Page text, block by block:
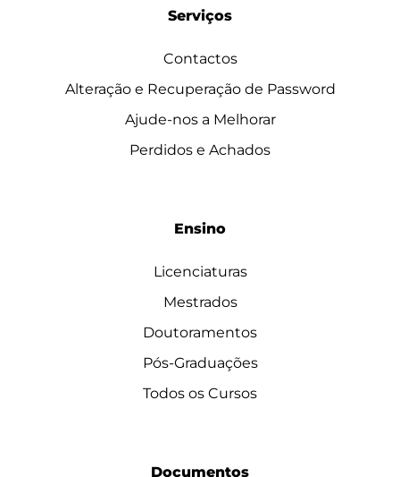
Serviços
Contactos
Alteração e Recuperação de Password
Ajude-nos a Melhorar
Perdidos e Achados
Ensino
Licenciaturas
Mestrados
Doutoramentos
Pós-Graduações
Todos os Cursos
Documentos